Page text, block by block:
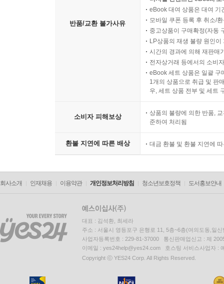
반품/교환 불가사유
eBook 대여 상품은 대여 기
모바일 쿠폰 등록 후 취소/
중고상품이 구매확정(자동
LP상품의 재생 불량 원인
시간의 경과에 의해 재판매
전자상거래 등에서의 소비
eBook 세트 상품은 일괄 구
1개의 상품으로 취급 및 판
우, 세트 상품 전부 및 세트
소비자 피해보상
상품의 불량에 의한 반품,
준하여 처리됨
환불 지연에 따른 배상 대금 환불 및 환불 지연에
회사소개 인재채용 이용약관 개인정보처리방침 청소년보호정책 도서홍보안내
대표 : 김석환, 최세라
주소 : 서울시 영등포구 은행로 11, 5층~6층(여의도동,일신
사업자등록번호 : 229-81-37000 통신판매업신고 : 제
이메일 : yes24help@yes24.com 호스팅 서비스사업자 :
Copyright ⓒ YES24 Corp. All Rights Reserved.